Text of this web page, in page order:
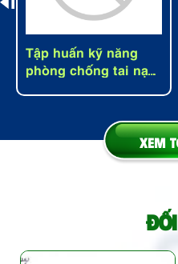
Tập huấn kỹ năng
phòng chống tai nạn
tỉnh Bình Phước
Xem thêm
XEM